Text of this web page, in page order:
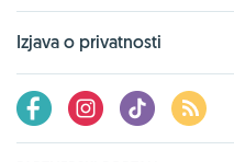
Izjava o privatnosti